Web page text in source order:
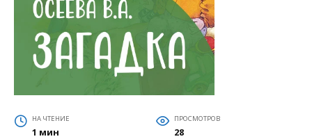
НА ЧТЕНИЕ
1 мин
ПРОСМОТРОВ
28